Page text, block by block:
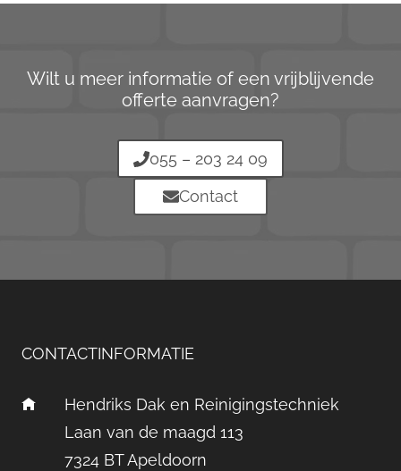
Wilt u meer informatie of een vrijblijvende
offerte aanvragen?
055 – 203 24 09
Contact
CONTACTINFORMATIE
Hendriks Dak en Reinigingstechniek
Laan van de maagd 113
7324 BT Apeldoorn